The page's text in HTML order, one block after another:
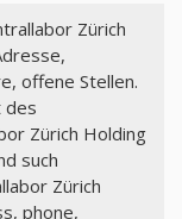
Zürich
offene Stellen.
des
Zürich Holding
such
Zürich
phone,